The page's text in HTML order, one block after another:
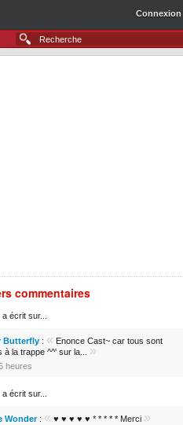
Connexion
commentaires
a écrit sur...
Butterfly : « Enonce Cast~ car tous sont
à la trappe ^^' sur la... »
heures
a écrit sur...
Wonder: « ♥ ♥ ♥ ♥ ♥ * * * * * Merci »